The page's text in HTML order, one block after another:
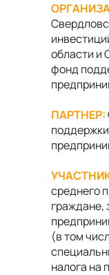
области и
фонд
ПАРТНЕР:
среднего
граждане,
(в том
налога на